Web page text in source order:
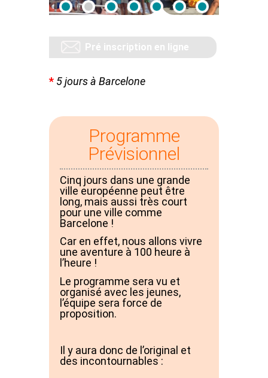
Pré inscription en ligne
* 5 jours à Barcelone
Programme
Prévisionnel
Cinq jours dans une grande
ville européenne peut être
long, mais aussi très court
pour une ville comme
Barcelone !
Car en effet, nous allons vivre
une aventure à 100 heure à
l’heure !
Le programme sera vu et
organisé avec les jeunes,
l’équipe sera force de
proposition.
Il y aura donc de l’original et
des incontournables :